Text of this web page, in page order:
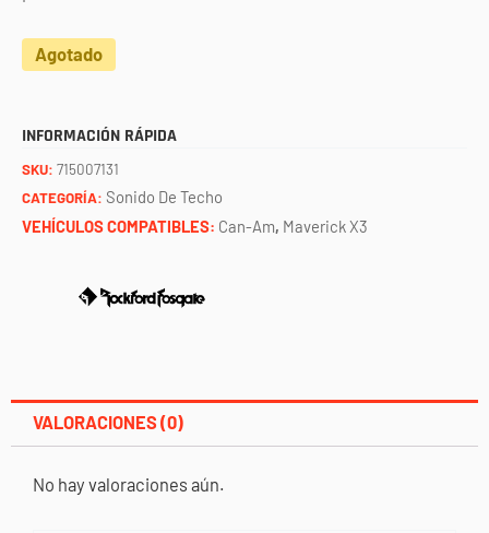
Agotado
INFORMACIÓN RÁPIDA
SKU: 715007131
CATEGORÍA: Sonido De Techo
VEHÍCULOS COMPATIBLES: Can-Am, Maverick X3
VALORACIONES (0)
No hay valoraciones aún.